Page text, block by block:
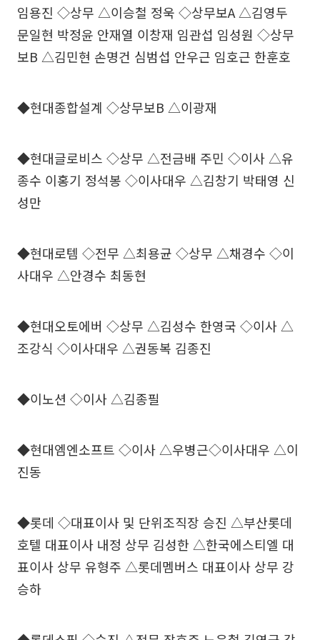
임용진 ◇상무 △이승철 정욱 ◇상무보A △김영두
문일현 박정윤 안재열 이창재 임관섭 임성원 ◇상무
보B △김민현 손명건 심범섭 안우근 임호근 한훈호
◆현대종합설계 ◇상무보B △이광재
◆현대글로비스 ◇상무 △전금배 주민 ◇이사 △유
종수 이홍기 정석봉 ◇이사대우 △김창기 박태영 신
성만
◆현대로템 ◇전무 △최용균 ◇상무 △채경수 ◇이
사대우 △안경수 최동현
◆현대오토에버 ◇상무 △김성수 한영국 ◇이사 △
조강식 ◇이사대우 △권동복 김종진
◆이노션 ◇이사 △김종필
◆현대엠엔소프트 ◇이사 △우병근◇이사대우 △이
진동
◆롯데 ◇대표이사 및 단위조직장 승진 △부산롯데
호텔 대표이사 내정 상무 김성한 △한국에스티엘 대
표이사 상무 유형주 △롯데멤버스 대표이사 상무 강
승하